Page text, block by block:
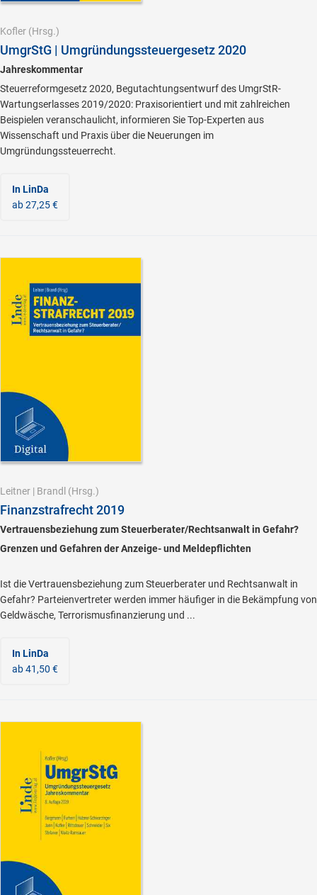
Kofler (Hrsg.)
UmgrStG | Umgründungssteuergesetz 2020
Jahreskommentar
Steuerreformgesetz 2020, Begutachtungsentwurf des UmgrStR-
Wartungserlasses 2019/2020: Praxisorientiert und mit zahlreichen
Beispielen veranschaulicht, informieren Sie Top-Experten aus
Wissenschaft und Praxis über die Neuerungen im
Umgründungssteuerrecht.
In LinDa
ab 27,25 €
Leitner | Brandl (Hrsg.)
Finanzstrafrecht 2019
Vertrauensbeziehung zum Steuerberater/Rechtsanwalt in Gefahr?
Grenzen und Gefahren der Anzeige- und Meldepflichten
Ist die Vertrauensbeziehung zum Steuerberater und Rechtsanwalt in
Gefahr? Parteienvertreter werden immer häufiger in die Bekämpfung von
Geldwäsche, Terrorismusfinanzierung und ...
In LinDa
ab 41,50 €